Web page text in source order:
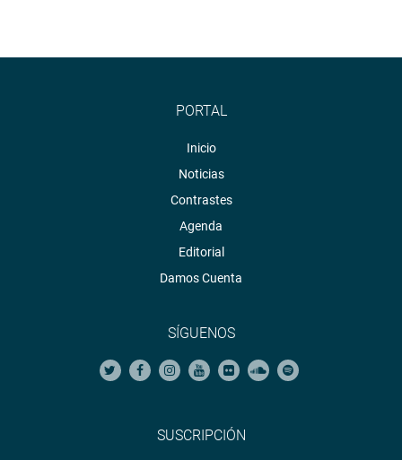
PORTAL
Inicio
Noticias
Contrastes
Agenda
Editorial
Damos Cuenta
SÍGUENOS
SUSCRIPCIÓN